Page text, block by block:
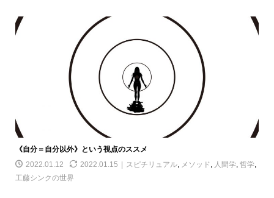
《自分＝自分以外》という視点のススメ
2022.01.12
2022.01.15 スピチリュアル, メソッド , 人間学, 哲学,
工藤シンクの世界